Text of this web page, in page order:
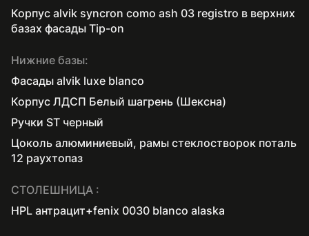
Корпус alvik syncron como ash 03 registro в верхних
базах фасады Tip-on
Нижние базы:
Фасады alvik luxe blanco
Корпус ЛДСП Белый шагрень (Шексна)
Ручки ST черный
Цоколь алюминиевый, рамы стеклостворок поталь
12 раухтопаз
СТОЛЕШНИЦА :
HPL антрацит+fenix 0030 blanco alaska